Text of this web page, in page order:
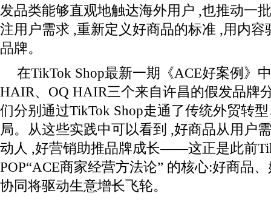
发品类能够直观地触达海外用户 ,也推动一
注用户需求 ,重新定义好商品的标准 ,用内容
品牌。
在TikTok Shop最新一期《ACE好案例》
HAIR、OQ HAIR三个来自许昌的假发品牌
们分别通过TikTok Shop走通了传统外贸转
局。从这些实践中可以看到 ,好商品从用户
动人 ,好营销助推品牌成长——这正是此前
POP“ACE商家经营方法论” 的核心:好商品
协同将驱动生意增长飞轮。